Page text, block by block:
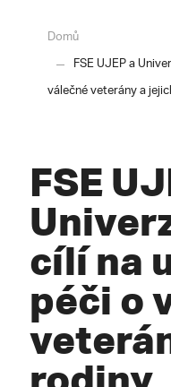
Domů
FSE UJEP a
válečné veterány a
FSE
cílí na
péči o